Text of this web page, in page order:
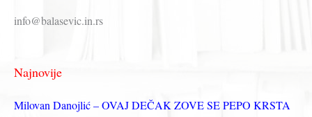
а
з
info@balasevic.in.rs
Najnovije
Milovan Danojlić – OVAJ DEČAK ZOVE SE PEPO KRSTA